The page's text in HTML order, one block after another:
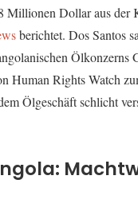
Dollar aus der
berichtet. Dos Santos
Human Rights Watch
Ölgeschäft schlicht